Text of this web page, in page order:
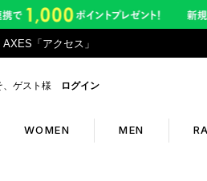
「アクセス」
、ゲスト様 ログイン
WOMEN MEN